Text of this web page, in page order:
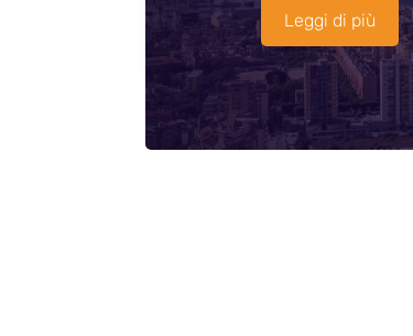
Leggi di più